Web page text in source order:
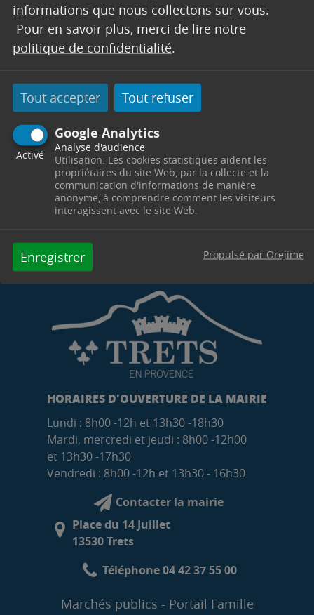
informations que nous collectons sur vous.
Pour en savoir plus, merci de lire notre
politique de confidentialité.
Tout accepter Tout refuser
Google Analytics
Activé
Analyse d'audience
Utilisation: Les cookies statistiques aident les
propriétaires du site Web, par la collecte et la
communication d'informations de manière
anonyme, à comprendre comment les visiteurs
interagissent avec le site Web.
Enregistrer Propulsé par Orejime
HORAIRES D'OUVERTURE DE LA MAIRIE
Lundi : 8h00 -12h et 13h30 -18h30
Mardi, mercredi et jeudi : 8h00 -12h00
et 13h30 -17h30
Vendredi : 8h00 -12h et 13h30 - 16h30
Contacter la mairie
Place du 14 Juillet
13530 Trets
Téléphone 04 42 37 55 00
Marchés publics
Portail Famille